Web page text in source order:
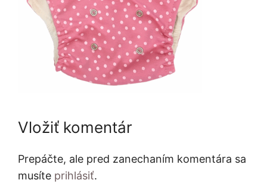
Vložiť komentár
Prepáčte, ale pred zanechaním komentára sa
musíte prihlásiť.